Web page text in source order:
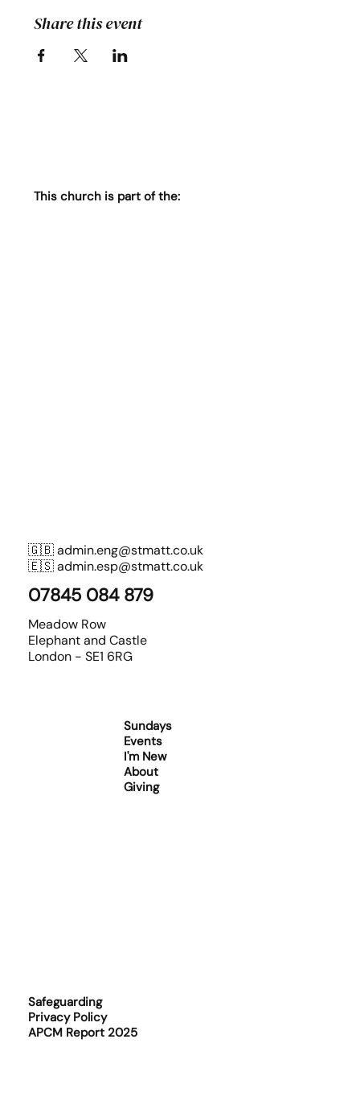
Share this event
This church is part of the:
🇬🇧admin.eng@stmatt.co.uk
🇪🇸admin.esp@stmatt.co.uk
07845 084 879
Meadow Row
Elephant and Castle
London - SE1 6RG
Sundays
Events
I'm New
About
Giving
Safeguarding
Privacy Policy
APCM Report 2025